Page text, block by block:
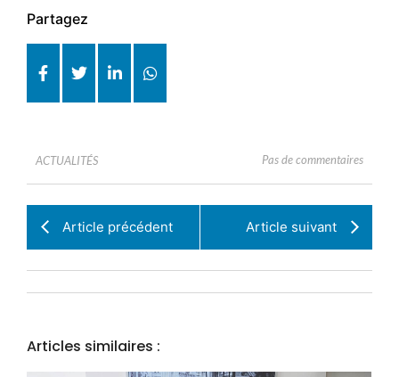
Partagez
ACTUALITÉS Pas de commentaires
Article précédent Article suivant
Articles similaires :